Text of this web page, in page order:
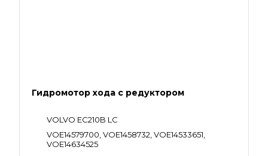
Гидромотор хода с редуктором
VOLVO EC210B LC
VOE14579700, VOE1458732, VOE14533651,
VOE14634525